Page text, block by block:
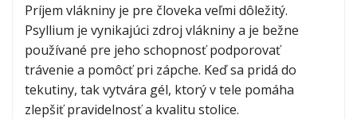
spirulina-
neo-
nutrition.jpg
Príjem vlákniny je pre človeka veľmi dôležitý.
Psyllium je vynikajúci zdroj vlákniny a je bežne
používané pre jeho schopnosť podporovať
trávenie a pomôcť pri zápche. Keď sa pridá do
tekutiny, tak vytvára gél, ktorý v tele pomáha
zlepšiť pravidelnosť a kvalitu stolice.